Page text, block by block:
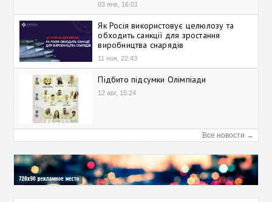
03 янв, 16:01
Як Росія використовує целюлозу та
обходить санкції для зростання
виробництва снарядів
11 ноя, 22:43
Підбито підсумки Олімпіади
12 авг, 15:24
Все новости →